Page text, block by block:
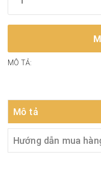
MÔ TẢ:
Mô tả
Hướng dẫn mua